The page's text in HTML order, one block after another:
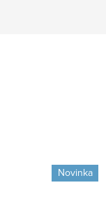
Novinka